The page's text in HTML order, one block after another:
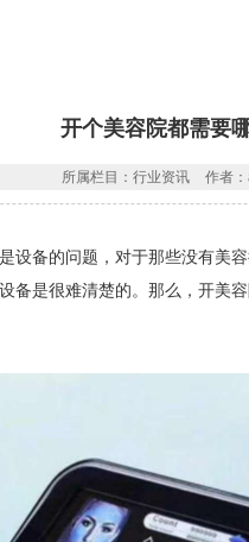
开个美容院都需要
所属栏目：行业资讯 作者
备的问题，对于那些没有美
备是很难清楚的。那么，开美